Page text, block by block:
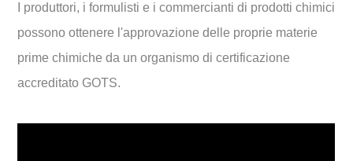
I produttori, i formulisti e i commercianti di prodotti chimici
possono ottenere l'approvazione delle proprie materie
prime chimiche da un organismo di certificazione
accreditato GOTS.